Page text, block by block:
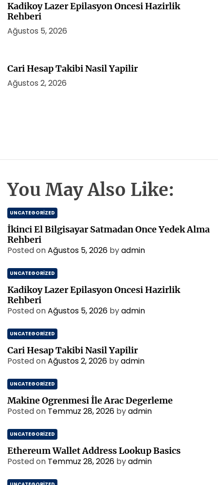
Kadikoy Lazer Epilasyon Oncesi Hazirlik
Rehberi
Ağustos 5, 2026
Cari Hesap Takibi Nasil Yapilir
Ağustos 2, 2026
You May Also Like:
UNCATEGORIZED
İkinci El Bilgisayar Satmadan Once Yedek Alma
Rehberi
Posted onAğustos 5, 2026 byadmin
UNCATEGORIZED
Kadikoy Lazer Epilasyon Oncesi Hazirlik
Rehberi
Posted onAğustos 5, 2026 byadmin
UNCATEGORIZED
Cari Hesap Takibi Nasil Yapilir
Posted onAğustos 2, 2026 byadmin
UNCATEGORIZED
Makine Ogrenmesi İle Arac Degerleme
Posted on Temmuz 28, 2026 byadmin
UNCATEGORIZED
Ethereum Wallet Address Lookup Basics
Posted on Temmuz 28, 2026 byadmin